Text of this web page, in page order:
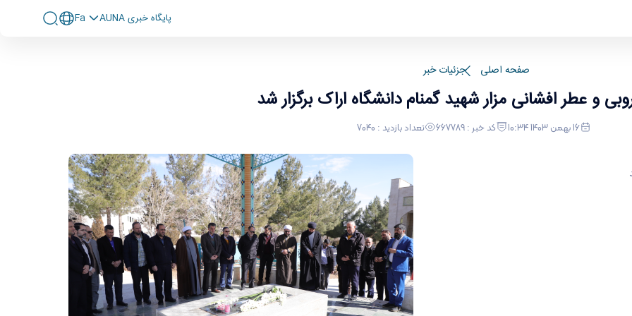
پايگاه خبری AUNA Fa
صفحه اصلی جزئیات خبر
و عطر افشانی مزار شهید گمنام دانشگاه اراک برگزار شد
16 بهمن 1403 10:34 کد خبر : 667789 تعداد بازدید : 7040